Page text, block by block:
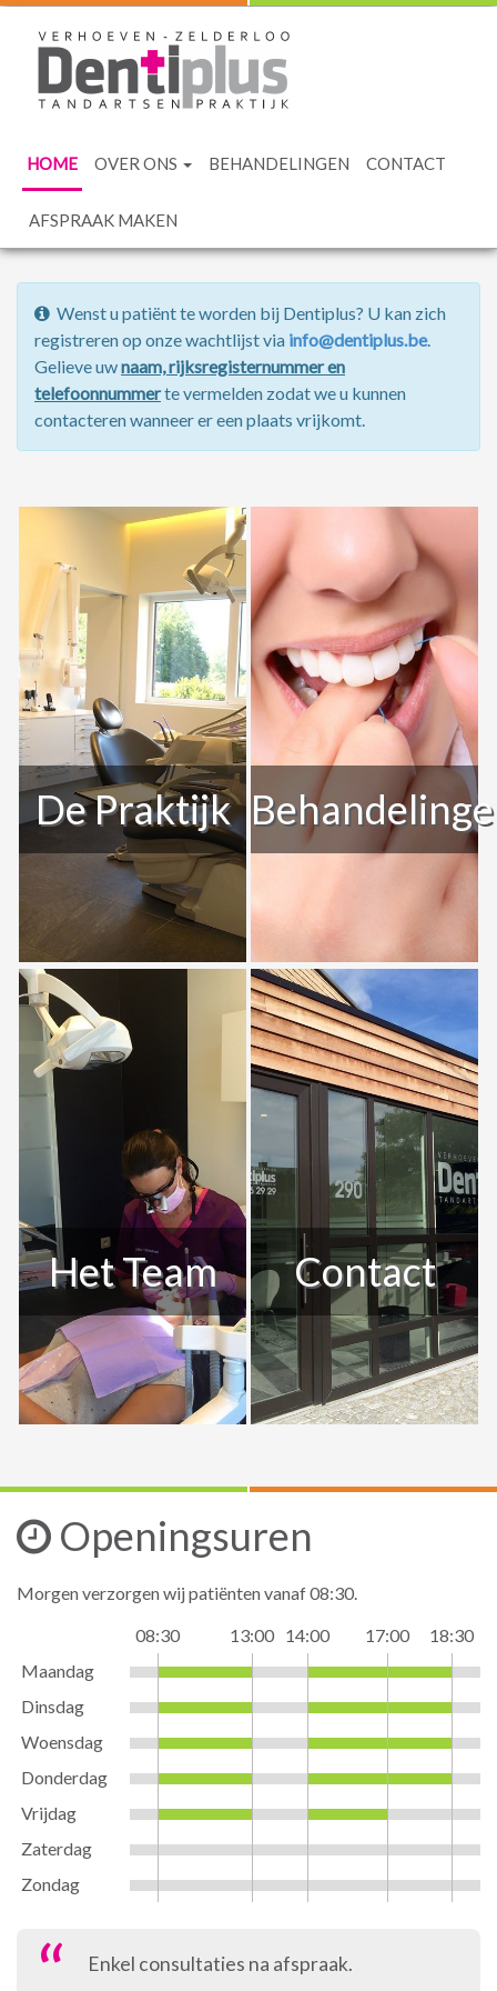
HOME OVER ONS BEHANDELINGEN CONTACT
AFSPRAAK MAKEN
Wenst u patiënt te worden bij Dentiplus? U kan zich
registreren op onze wachtlijst via info@dentiplus.be.
Gelieve uwnaam, rijksregisternummer en
telefoonnummerte vermelden zodat we u kunnen
contacteren wanneer er een plaats vrijkomt.
De Praktijk
Het Team Contact
Openingsuren
Morgen verzorgen wij patiënten vanaf 08:30.
08:30
13:00 14:00 17:00
18:30
Maandag
Dinsdag
Woensdag
Donderdag
Vrijdag
Zaterdag
Zondag
Enkel consultaties na afspraak.